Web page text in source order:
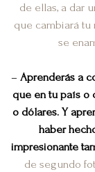
de ellas, a dar
que cambiará tu
se
– Aprenderás a
que en tu país o
o dólares. Y
haber
impresionante
de segundo